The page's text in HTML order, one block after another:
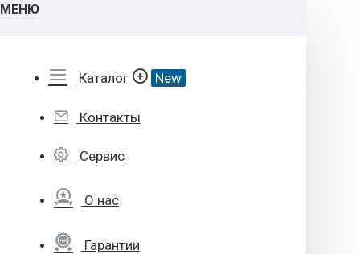
МЕНЮ
Каталог New
Контакты
Сервис
О нас
Гарантии